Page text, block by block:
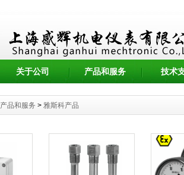
关于公司 产品和服务 技术
产品和服务 > 雅斯科产品